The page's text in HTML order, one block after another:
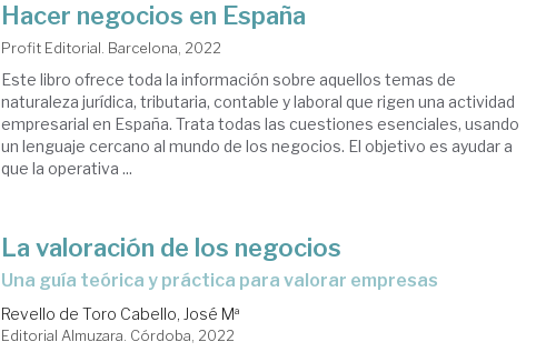
Hacer negocios en España
Profit Editorial. Barcelona, 2022
Este libro ofrece toda la información sobre aquellos temas de
naturaleza jurídica, tributaria, contable y laboral que rigen una actividad
empresarial en España. Trata todas las cuestiones esenciales, usando
un lenguaje cercano al mundo de los negocios. El objetivo es ayudar a
que la operativa ...
La valoración de los negocios
una guía teórica y práctica para valorar empresas
Revello de Toro Cabello, José Mª
Editorial Almuzara. Córdoba, 2022